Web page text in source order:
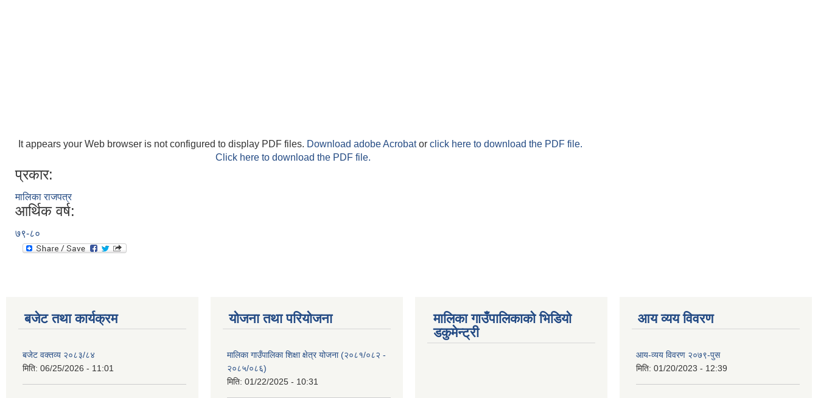
It appears your Web browser is not configured to display PDF files. Download adobe Acrobator click here to download the PDF file.
Click here to download the PDF file.
प्रकार:
मालिका राजपत्र
आर्थिक वर्ष:
७९-८०
बजेट तथा कार्यक्रम
बजेट वक्तव्य २०८३/८४
मिति: 06/25/2026 - 11:01
योजना तथा परियोजना
मालिका गाउँपालिका शिक्षा क्षेत्र योजना (२०८१/०८२ -
२०८५/०८६)
मिति: 01/22/2025 - 10:31
मालिका गाउँपालिकाको भिडियो
डकुमेन्ट्री
आय व्यय विवरण
आय-व्यय विवरण २०७९-पुस
मिति: 01/20/2023 - 12:39